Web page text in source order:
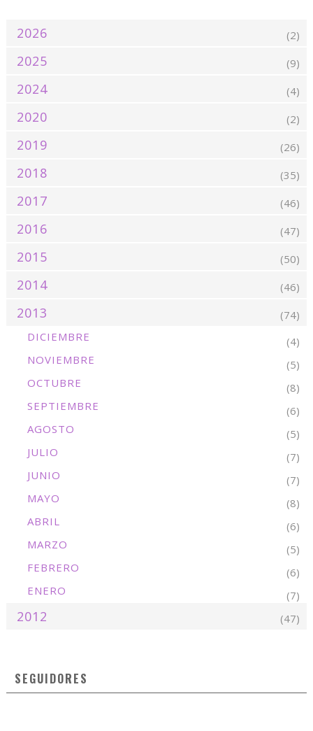
2026 (2)
2025 (9)
2024 (4)
2020 (2)
2019 (26)
2018 (35)
2017 (46)
2016 (47)
2015 (50)
2014 (46)
2013
(74)
DICIEMBRE
(4)
NOVIEMBRE
(5)
OCTUBRE
(8)
SEPTIEMBRE
(6)
AGOSTO
(5)
JULIO
(7)
JUNIO
(7)
MAYO
(8)
ABRIL
(6)
MARZO
(5)
FEBRERO
(6)
ENERO
(7)
2012 (47)
SEGUIDORES